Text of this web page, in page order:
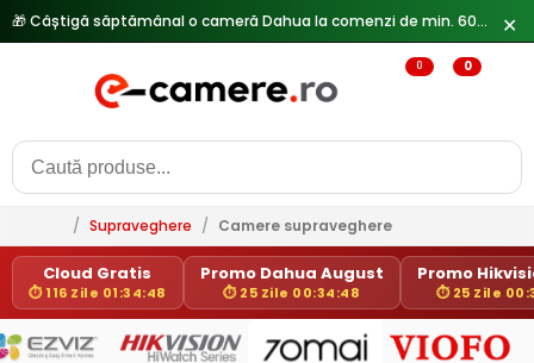
✕
0 0
/ Supraveghere / Camere supraveghere
Cloud Gratis
⏱ 116 Zile 01:34:48
Promo Dahua August
⏱ 25 Zile 00:34:48
Promo
⏱ 25 Zile